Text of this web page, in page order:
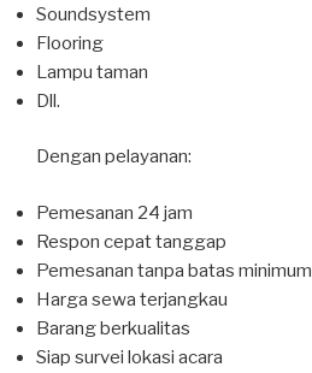
Soundsystem
Flooring
Lampu taman
Dll.
Dengan pelayanan:
Pemesanan 24 jam
Respon cepat tanggap
Pemesanan tanpa batas minimum
Harga sewa terjangkau
Barang berkualitas
Siap survei lokasi acara